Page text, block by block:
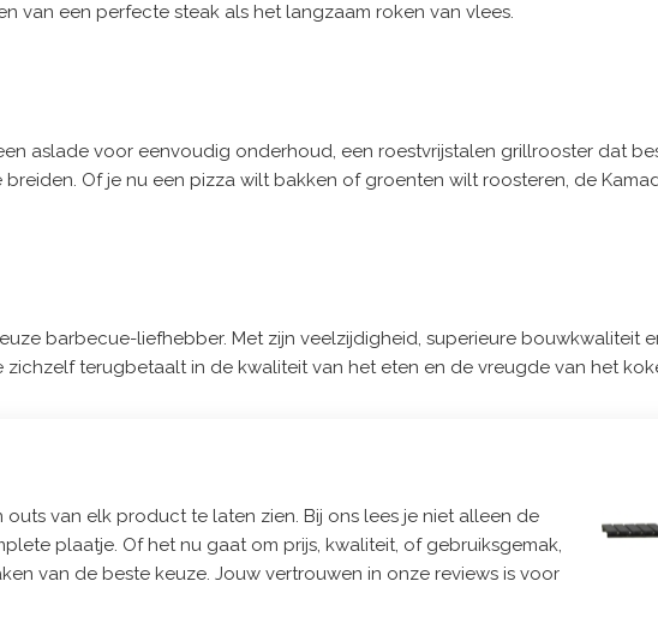
van een perfecte steak als het langzaam roken van vlees.
aslade voor eenvoudig onderhoud, een roestvrijstalen grillrooster dat
Of je nu een pizza wilt bakken of groenten wilt roosteren, de
barbecue-liefhebber. Met zijn veelzijdigheid, superieure bouwkwaliteit
terugbetaalt in de kwaliteit van het eten en de vreugde van het
van elk product te laten zien. Bij ons lees je niet alleen de
plaatje. Of het nu gaat om prijs, kwaliteit, of gebruiksgemak,
van de beste keuze. Jouw vertrouwen in onze reviews is voor